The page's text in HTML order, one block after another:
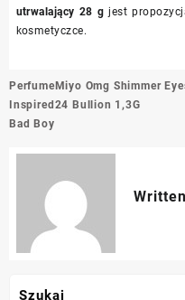
utrwalający 28 g jest
kosmetyczce.
Nawigacja
wpisu
Perfume
Inspired
Bad Boy
Miyo Omg Shimmer
24 Bullion 1,3G
Szukaj